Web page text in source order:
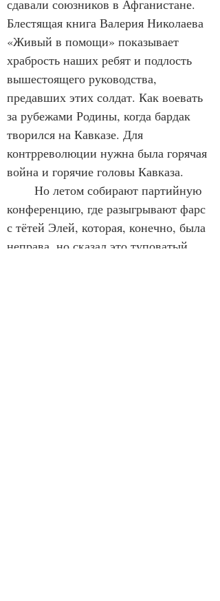
сдавали союзников в Афганистане.
Блестящая книга Валерия Николаева
«Живый в помощи» показывает
храбрость наших ребят и подлость
вышестоящего руководства,
предавших этих солдат. Как воевать
за рубежами Родины, когда бардак
творился на Кавказе. Для
контрреволюции нужна была горячая
война и горячие головы Кавказа.
конференцию, где разыгрывают фарс
с тётей Элей, которая, конечно, была
неправа, но сказал это туповатый